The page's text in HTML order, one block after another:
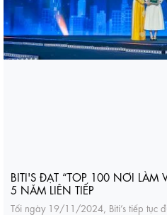
BITI'S ĐẠT “TOP 100 NƠI LÀM
5 NĂM LIÊN TIẾP
Tối ngày 19/11/2024, Biti’s tiếp tục